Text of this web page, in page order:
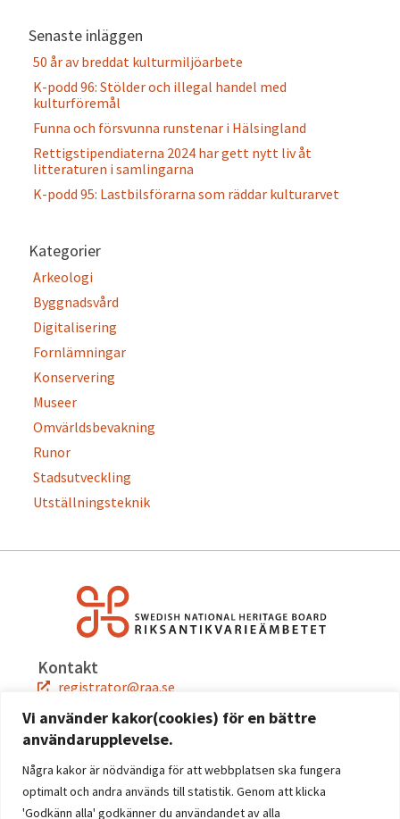
Vi använder kakor(cookies) för en bättre
användarupplevelse.
Några kakor är nödvändiga för att webbplatsen ska fungera
optimalt och andra används till statistik. Genom att klicka
'Godkänn alla' godkänner du användandet av alla
Senaste inläggen
50 år av breddat kulturmiljöarbete
K-podd 96: Stölder och illegal handel med
kulturföremål
Funna och försvunna runstenar i Hälsingland
Rettigstipendiaterna 2024 har gett nytt liv åt
litteraturen i samlingarna
K-podd 95: Lastbilsförarna som räddar kulturarvet
Kategorier
Arkeologi
Byggnadsvård
Digitalisering
Fornlämningar
Konservering
Museer
Omvärldsbevakning
Runor
Stadsutveckling
Utställningsteknik
Kontakt
registrator@raa.se
08-5191 80 00
Snabblänkar
Jobba hos oss
Press
Kontakta oss